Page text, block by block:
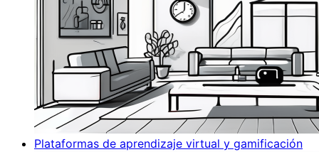
Plataformas de aprendizaje virtual y gamificación